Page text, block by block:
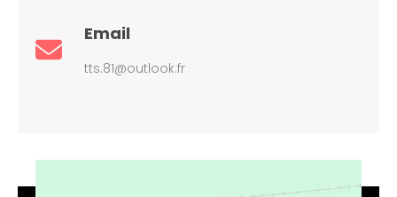
Email
tts.81@outlook.fr